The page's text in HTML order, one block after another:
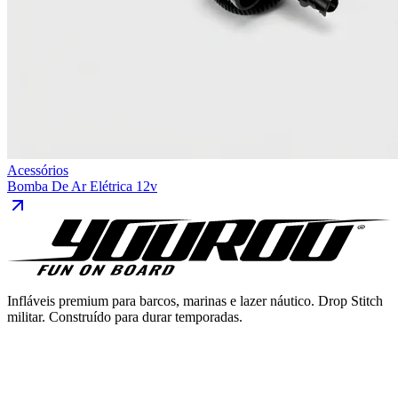
Acessórios
Bomba De Ar Elétrica 12v
Infláveis premium para barcos, marinas e lazer náutico. Drop Stitch
militar. Construído para durar temporadas.